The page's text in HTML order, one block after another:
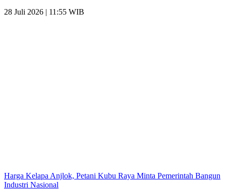
28 Juli 2026 | 11:55 WIB
Harga Kelapa Anjlok, Petani Kubu Raya Minta Pemerintah Bangun
Industri Nasional